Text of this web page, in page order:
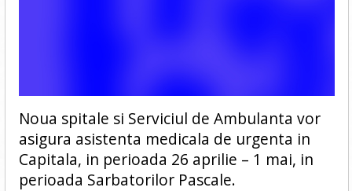
Noua spitale si Serviciul de Ambulanta vor
asigura asistenta medicala de urgenta in
Capitala, in perioada 26 aprilie – 1 mai, in
perioada Sarbatorilor Pascale.